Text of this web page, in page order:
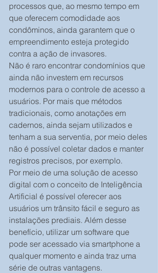
processos que, ao mesmo tempo em
que oferecem comodidade aos
condôminos, ainda garantem que o
empreendimento esteja protegido
contra a ação de invasores.
Não é raro encontrar condomínios que
ainda não investem em recursos
modernos para o controle de acesso a
usuários. Por mais que métodos
tradicionais, como anotações em
cadernos, ainda sejam utilizados e
tenham a sua serventia, por meio deles
não é possível coletar dados e manter
registros precisos, por exemplo.
Por meio de uma solução de acesso
digital com o conceito de Inteligência
Artificial é possível oferecer aos
usuários um trânsito fácil e seguro as
instalações prediais. Além desse
benefício, utilizar um software que
pode ser acessado via smartphone a
qualquer momento e ainda traz uma
série de outras vantagens.